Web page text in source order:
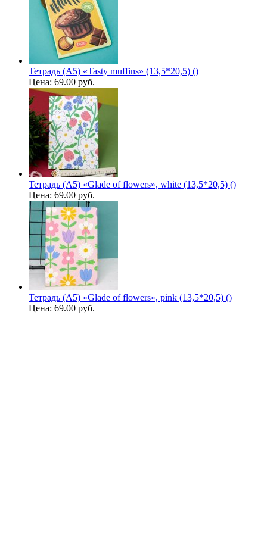
Тетрадь (A5) «Tasty muffins» (13,5*20,5) ()
Цена: 69.00 руб.
Тетрадь (A5) «Glade of flowers», white (13,5*20,5) ()
Цена: 69.00 руб.
Тетрадь (A5) «Glade of flowers», pink (13,5*20,5) ()
Цена: 69.00 руб.